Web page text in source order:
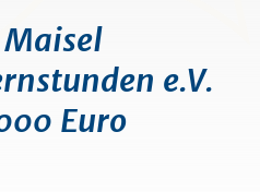
Maisel
e.V.
Euro